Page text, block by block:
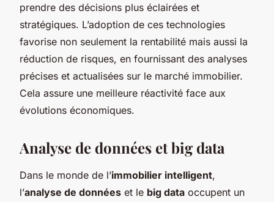
prendre des décisions plus éclairées et
stratégiques. L’adoption de ces technologies
favorise non seulement la rentabilité mais aussi la
réduction de risques, en fournissant des analyses
précises et actualisées sur le marché immobilier.
Cela assure une meilleure réactivité face aux
évolutions économiques.
Analyse de données et big data
Dans le monde de l’immobilier intelligent,
l’analyse de données et le big data occupent un